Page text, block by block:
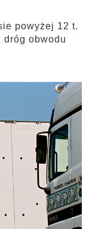
powyżej 12 t.
dróg obwodu